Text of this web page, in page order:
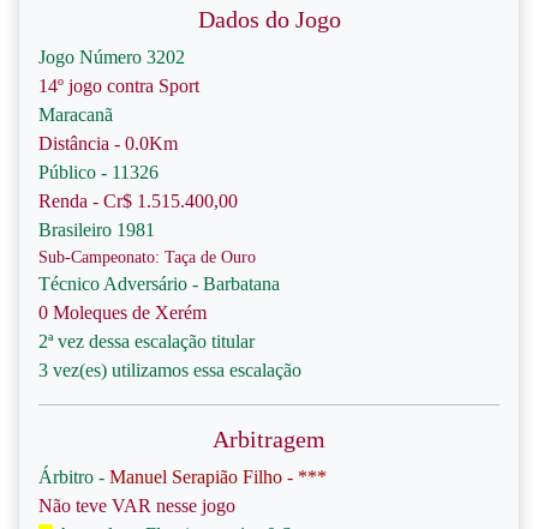
Dados do Jogo
Jogo Número 3202
14º jogo contra Sport
Maracanã
Distância - 0.0Km
Público - 11326
Renda - Cr$ 1.515.400,00
Brasileiro 1981
Sub-Campeonato: Taça de Ouro
Técnico Adversário - Barbatana
0 Moleques de Xerém
2ª vez dessa escalação titular
3 vez(es) utilizamos essa escalação
Arbitragem
Árbitro - Manuel Serapião Filho - ***
Não teve VAR nesse jogo